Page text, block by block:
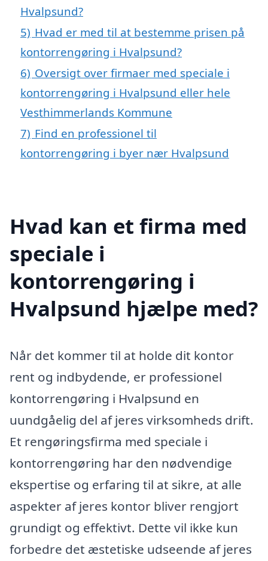
Hvalpsund?
5) Hvad er med til at bestemme prisen på
kontorrengøring i Hvalpsund?
6) Oversigt over firmaer med speciale i
kontorrengøring i Hvalpsund eller hele
Vesthimmerlands Kommune
7) Find en professionel til
kontorrengøring i byer nær Hvalpsund
Hvad kan et firma med
speciale i
kontorrengøring i
Hvalpsund hjælpe med?
Når det kommer til at holde dit kontor
rent og indbydende, er professionel
kontorrengøring i Hvalpsund en
uundgåelig del af jeres virksomheds drift.
Et rengøringsfirma med speciale i
kontorrengøring har den nødvendige
ekspertise og erfaring til at sikre, at alle
aspekter af jeres kontor bliver rengjort
grundigt og effektivt. Dette vil ikke kun
forbedre det æstetiske udseende af jeres